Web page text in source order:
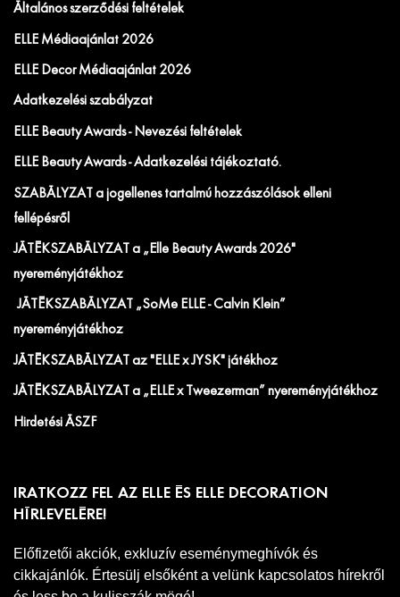
Általános szerződési feltételek
ELLE Médiaajánlat 2026
ELLE Decor Médiaajánlat 2026
Adatkezelési szabályzat
ELLE Beauty Awards - Nevezési feltételek
ELLE Beauty Awards - Adatkezelési tájékoztató.
SZABÁLYZAT a jogellenes tartalmú hozzászólások elleni
fellépésről
JÁTÉKSZABÁLYZAT a „Elle Beauty Awards 2026"
nyereményjátékhoz
JÁTÉKSZABÁLYZAT „SoMe ELLE - Calvin Klein”
nyereményjátékhoz
JÁTÉKSZABÁLYZAT az "ELLE x JYSK" játékhoz
JÁTÉKSZABÁLYZAT a „ELLE x Tweezerman” nyereményjátékhoz
Hirdetési ÁSZF
IRATKOZZ FEL AZ ELLE ÉS ELLE DECORATION
HÍRLEVELÉRE!
Előfizetői akciók, exkluzív eseménymeghívók és
cikkajánlók. Értesülj elsőként a velünk kapcsolatos hírekről